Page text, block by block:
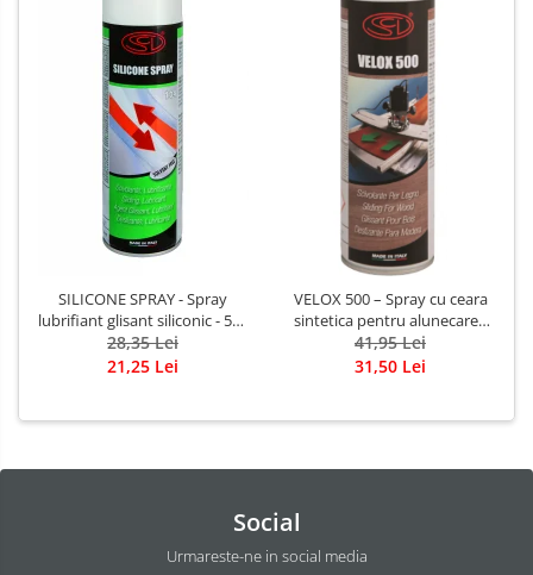
SILICONE SPRAY - Spray
lubrifiant glisant siliconic - 500
ml
28,35 Lei
21,25 Lei
VELOX 500 – Spray cu ceara
sintetica pentru alunecarea
lemnului pe mesele de lucru
500 ml
41,95 Lei
31,50 Lei
Social
Urmareste-ne in social media